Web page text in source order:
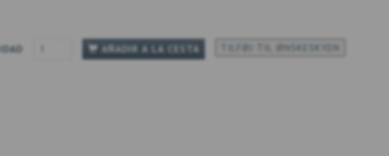
AÑADIR A LA CESTA TILFØJ TIL ØNSKESKYEN